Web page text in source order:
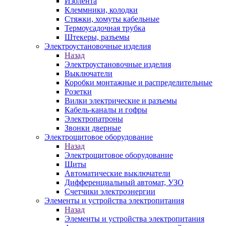
Клеммники, колодки
Стяжки, хомуты кабельные
Термоусадочная трубка
Штекеры, разъемы
Электроустановочные изделия
Назад
Электроустановочные изделия
Выключатели
Коробки монтажные и распределительные
Розетки
Вилки электрические и разъемы
Кабель-каналы и гофры
Электропатроны
Звонки дверные
Электрощитовое оборудование
Назад
Электрощитовое оборудование
Щиты
Автоматические выключатели
Дифференциальный автомат, УЗО
Счетчики электроэнергии
Элементы и устройства электропитания
Назад
Элементы и устройства электропитания